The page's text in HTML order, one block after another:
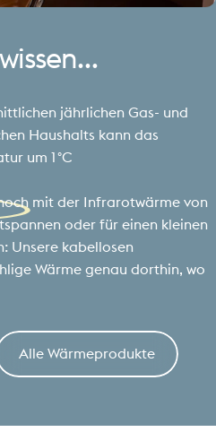
wissen…
jährlichen Gas- und
Haushalts kann das
um 1 °C
mit der Infrarotwärme von
oder für einen kleinen
Unsere kabellosen
Wärme genau dorthin, wo
Alle Wärmeprodukte